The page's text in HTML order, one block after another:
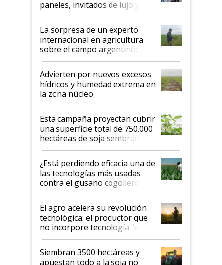
paneles, invitados de lujo y
todas las tendencias
La sorpresa de un experto
internacional en agricultura
sobre el campo argentino:
"Estoy muy impresionado"
Advierten por nuevos excesos
hídricos y humedad extrema en
la zona núcleo
Esta campaña proyectan cubrir
una superficie total de 750.000
hectáreas de soja sembradas
con una nueva generación de
variedades que marcan un
salto tecnológico en genética y
rendimiento
¿Está perdiendo eficacia una de
las tecnologías más usadas
contra el gusano cogollero? El
desafío de una tecnología clave
El agro acelera su revolución
tecnológica: el productor que
no incorpore tecnología "va a
perder el tren"
Siembran 3500 hectáreas y
apuestan todo a la soja no